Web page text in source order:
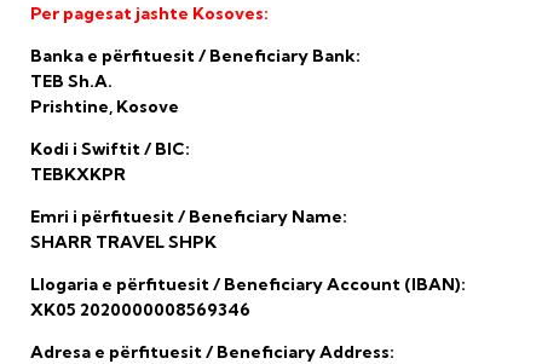
Per pagesat jashte Kosoves:
Banka e përfituesit / Beneficiary Bank:
TEB Sh.A.
Prishtine, Kosove
Kodi i Swiftit / BIC:
TEBKXKPR
Emri i përfituesit / Beneficiary Name:
SHARR TRAVEL SHPK
Llogaria e përfituesit / Beneficiary Account (IBAN):
XK05 2020000008569346
Adresa e përfituesit / Beneficiary Address: